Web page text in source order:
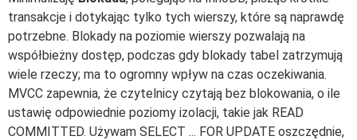
transakcje i dotykając tylko tych wierszy, które są naprawdę
potrzebne. Blokady na poziomie wierszy pozwalają na
współbieżny dostęp, podczas gdy blokady tabel zatrzymują
wiele rzeczy; ma to ogromny wpływ na czas oczekiwania.
MVCC zapewnia, że czytelnicy czytają bez blokowania, o ile
ustawię odpowiednie poziomy izolacji, takie jak READ
COMMITTED. Używam SELECT ... FOR UPDATE oszczędnie,